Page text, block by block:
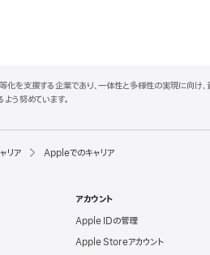
を支援する企業であり、一体性と多様性の実現に向け
う努めています。
リア Appleでのキャリア
アカウント
Apple IDの管理
Apple Storeアカウント